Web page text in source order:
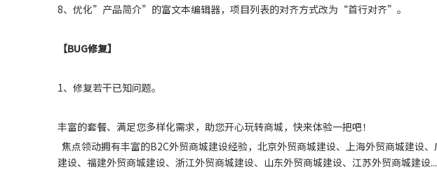
8、优化”产品简介”的富文本编辑器，项目列表的对齐方式改为“首行对齐”。
【BUG修复】
1、修复若干已知问题。
丰富的套餐、满足您多样化需求，助您开心玩转商城，快来体验一把吧！
焦点领动拥有丰富的B2C外贸商城建设经验，北京外贸商城建设、上海外贸商城建设
建设、福建外贸商城建设、浙江外贸商城建设、山东外贸商城建设、江苏外贸商城建设